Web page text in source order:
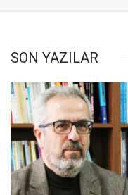
SON YAZILAR